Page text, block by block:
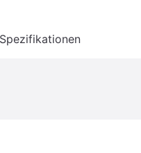
Spezifikationen